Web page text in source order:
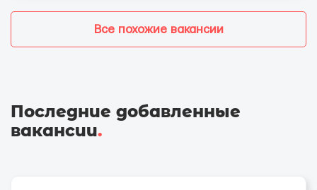
Все похожие вакансии
Последние добавленные
вакансии.